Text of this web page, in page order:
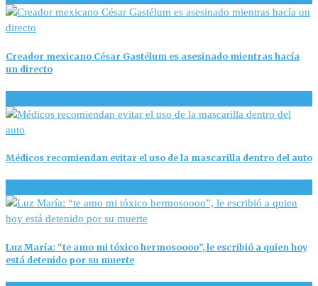
Creador mexicano César Gastélum es asesinado mientras hacía
un directo
Médicos recomiendan evitar el uso de la mascarilla dentro del auto
Luz María: “te amo mi tóxico hermosoooo”, le escribió a quien hoy
está detenido por su muerte